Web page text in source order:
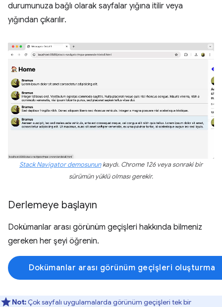
durumunuza bağlı olarak sayfalar yığına itilir veya
yığından çıkarılır.
Stack Navigator demosununkaydı. Chrome 126 veya sonraki bir
sürümün yüklü olması gerekir.
Derlemeye başlayın
Dokümanlar arası görünüm geçişleri hakkında bilmeniz
gereken her şeyi öğrenin.
Dokümanlar arası görünüm geçişleri oluşturma
Not: Çok sayfalı uygulamalarda görünüm geçişleri tek bir